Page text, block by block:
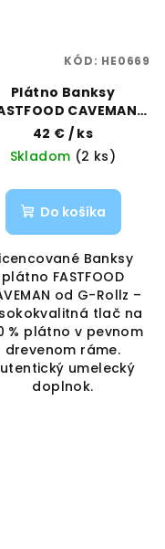
Plátno Banksy
CAVEMAN
cm | G-Rollz |
Vaporama
42 € / ks
Skladom (2 ks)
Do košíka
Banksy
plátno FASTFOOD
od G-Rollz –
tlač na
% plátno v pevnom
drevenom ráme.
umelecký
doplnok.
KÓD: HE0669